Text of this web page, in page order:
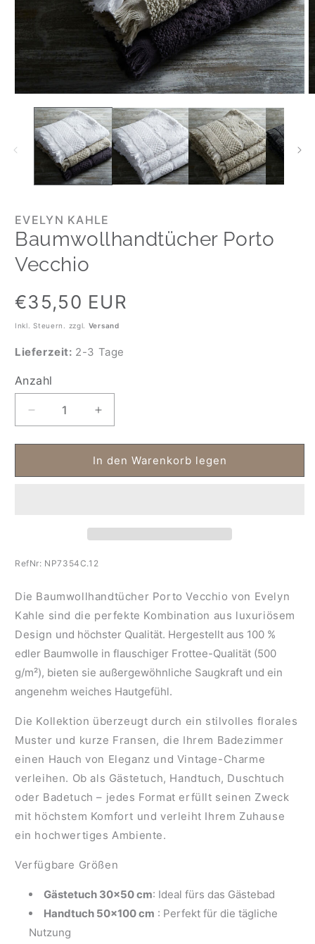
EVELYN KAHLE
Baumwollhandtücher Porto
Vecchio
Normaler
Preis
€35,50 EUR
Inkl. Steuern. zzgl. Versand
Lieferzeit: 2-3 Tage
Anzahl
Anzahl
Verringere
die
Menge
Baumwollhandtücher
Erhöhe
die
Menge
für
Baumwollhandtücher
In den Warenkorb legen
RefNr: NP7354C.12
Die Baumwollhandtücher Porto Vecchio von Evelyn
Kahle sind die perfekte Kombination aus luxuriösem
Design und höchster Qualität. Hergestellt aus 100 %
edler Baumwolle in flauschiger Frottee-Qualität (500
g/m²), bieten sie außergewöhnliche Saugkraft und ein
angenehm weiches Hautgefühl.
Die Kollektion überzeugt durch ein stilvolles florales
Muster und kurze Fransen, die Ihrem Badezimmer
einen Hauch von Eleganz und Vintage-Charme
verleihen. Ob als Gästetuch, Handtuch, Duschtuch
oder Badetuch – jedes Format erfüllt seinen Zweck
mit höchstem Komfort und verleiht Ihrem Zuhause
ein hochwertiges Ambiente.
Verfügbare Größen
Gästetuch 30x50 cm: Ideal fürs das Gästebad
Handtuch 50x100 cm : Perfekt für die tägliche
Nutzung